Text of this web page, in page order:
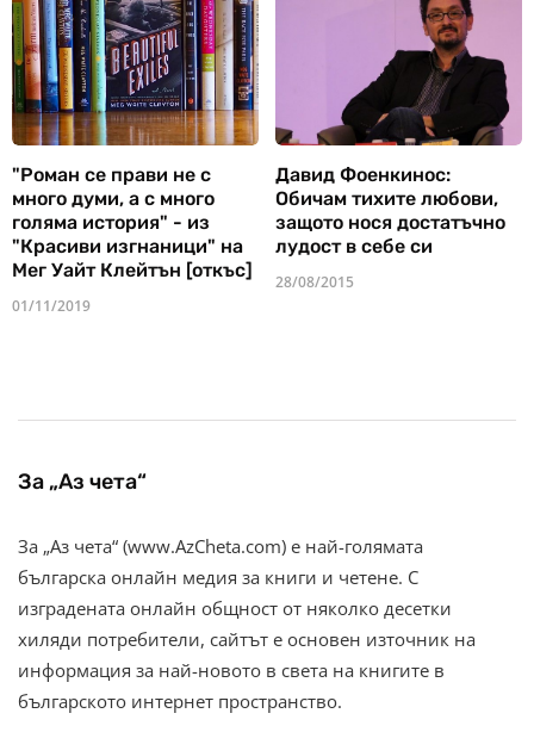
"Роман се прави не с
много думи, а с много
голяма история" - из
"Красиви изгнаници" на
Мег Уайт Клейтън [откъс]
01/11/2019
Давид Фоенкинос:
Обичам тихите любови,
защото нося достатъчно
лудост в себе си
28/08/2015
За „Аз чета“
За „Аз чета“ (www.AzCheta.com) е най-голямата
българска онлайн медия за книги и четене. С
изградената онлайн общност от няколко десетки
хиляди потребители, сайтът е основен източник на
информация за най-новото в света на книгите в
българското интернет пространство.